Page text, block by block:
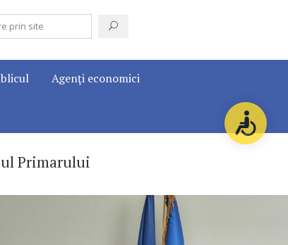
Agenţi economici
Primarului